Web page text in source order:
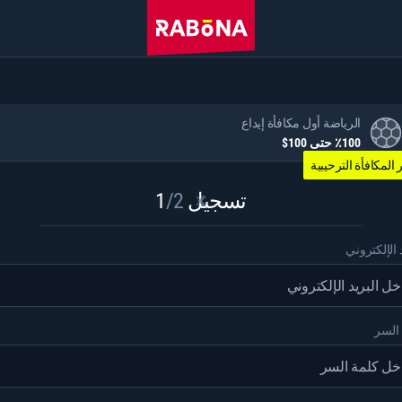
الرياضة أول مكافأة إيداع
٪100 حتى 100$
المكافأة الترحيبية
تسجيل 1 /2
الإلكتروني